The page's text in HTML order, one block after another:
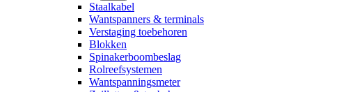
Staalkabel
Wantspanners & terminals
Verstaging toebehoren
Blokken
Spinakerboombeslag
Rolreefsystemen
Wantspanningsmeter